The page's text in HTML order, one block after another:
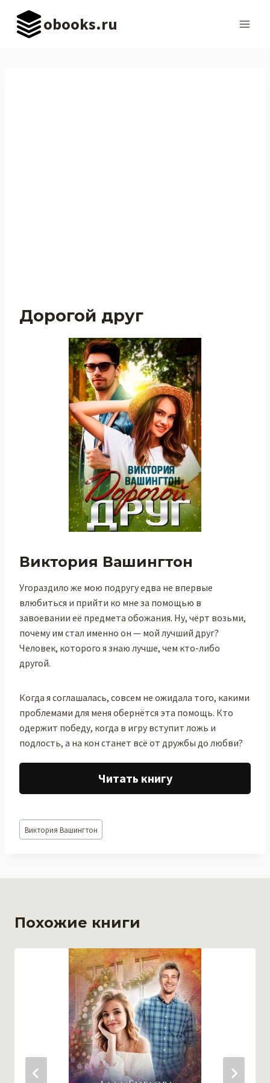
Перейти
содержимому
obooks.ru
Дорогой друг
Виктория Вашингтон
Угораздило же мою подругу едва не впервые
влюбиться и прийти ко мне за помощью в
завоевании её предмета обожания. Ну, чёрт возьми,
почему им стал именно он — мой лучший друг?
Человек, которого я знаю лучше, чем кто-либо
другой.
Когда я соглашалась, совсем не ожидала того, какими
проблемами для меня обернётся эта помощь. Кто
одержит победу, когда в игру вступит ложь и
подлость, а на кон станет всё от дружбы до любви?
Читать книгу
Метки
записи:
Виктория Вашингтон
Похожие книги